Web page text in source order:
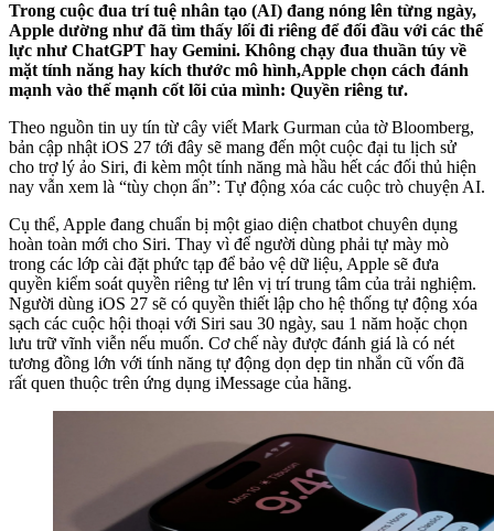
Trong cuộc đua trí tuệ nhân tạo (AI) đang nóng lên từng ngày,
Apple dường như đã tìm thấy lối đi riêng để đối đầu với các thế
lực như ChatGPT hay Gemini. Không chạy đua thuần túy về
mặt tính năng hay kích thước mô hình,Apple chọn cách đánh
mạnh vào thế mạnh cốt lõi của mình: Quyền riêng tư.
Theo nguồn tin uy tín từ cây viết Mark Gurman của tờ Bloomberg,
bản cập nhật iOS 27 tới đây sẽ mang đến một cuộc đại tu lịch sử
cho trợ lý ảo Siri, đi kèm một tính năng mà hầu hết các đối thủ hiện
nay vẫn xem là “tùy chọn ẩn”: Tự động xóa các cuộc trò chuyện AI.
Cụ thể, Apple đang chuẩn bị một giao diện chatbot chuyên dụng
hoàn toàn mới cho Siri. Thay vì để người dùng phải tự mày mò
trong các lớp cài đặt phức tạp để bảo vệ dữ liệu, Apple sẽ đưa
quyền kiểm soát quyền riêng tư lên vị trí trung tâm của trải nghiệm.
Người dùng iOS 27 sẽ có quyền thiết lập cho hệ thống tự động xóa
sạch các cuộc hội thoại với Siri sau 30 ngày, sau 1 năm hoặc chọn
lưu trữ vĩnh viễn nếu muốn. Cơ chế này được đánh giá là có nét
tương đồng lớn với tính năng tự động dọn dẹp tin nhắn cũ vốn đã
rất quen thuộc trên ứng dụng iMessage của hãng.